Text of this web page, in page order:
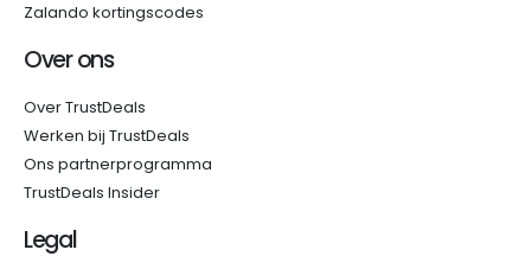
Zalando kortingscodes
Over ons
Over TrustDeals
Werken bij TrustDeals
Ons partnerprogramma
TrustDeals Insider
Legal